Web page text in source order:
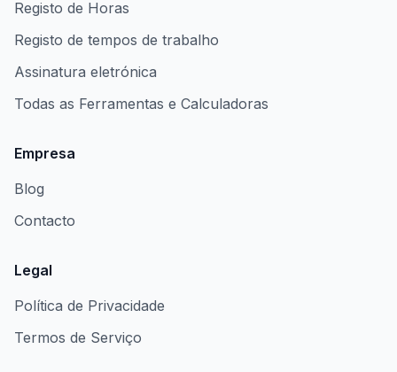
Registo de Horas
Registo de tempos de trabalho
Assinatura eletrónica
Todas as Ferramentas e Calculadoras
Empresa
Blog
Contacto
Legal
Política de Privacidade
Termos de Serviço